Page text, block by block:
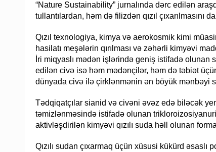
“Nature Sustainability” jurnalında dərc edilən
tullantılardan, həm də filizdən qızıl
Qızıl texnologiya, kimya və aerokosmik kimi
hasilatı meşələrin qırılması və zəhərli kimyəvi
İri miqyaslı mədən işlərində geniş istifadə
edilən civə isə həm mədənçilər, həm də təbiət
dünyada civə ilə çirklənmənin ən böyük mənbəyi
Tədqiqatçılar sianid və civəni əvəz edə biləcək
təmizlənməsində istifadə olunan
aktivləşdirilən kimyəvi qızılı suda həll olunan
Qızılı sudan çıxarmaq üçün xüsusi kükürd